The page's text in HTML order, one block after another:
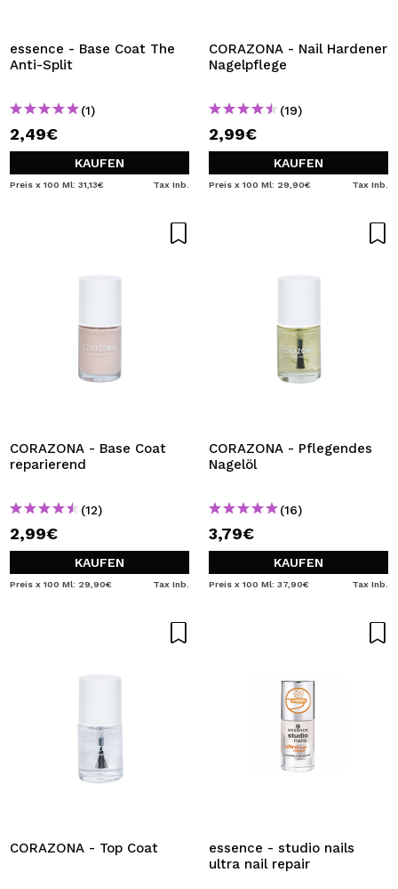
Durch die Erstellung eines Kontos bei Maquillalia.de
einsehen.
BENUTZERKONTO ERSTELLEN
essence - Base Coat The
Anti-Split
(1)
2,49€
KAUFEN
Preis x 100 Ml: 31,13€ Tax Inb.
CORAZONA - Nail Hardener
Nagelpflege
(19)
2,99€
KAUFEN
Preis x 100 Ml: 29,90€ Tax Inb.
CORAZONA - Base Coat
reparierend
(12)
2,99€
KAUFEN
Preis x 100 Ml: 29,90€ Tax Inb.
CORAZONA - Pflegendes
Nagelöl
(16)
3,79€
KAUFEN
Preis x 100 Ml: 37,90€ Tax Inb.
CORAZONA - Top Coat
essence - studio nails
ultra nail repair